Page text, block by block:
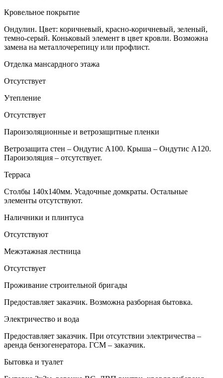
Кровельное покрытие
Ондулин. Цвет: коричневый, красно-коричневый, зеленый,
темно-серый. Коньковый элемент в цвет кровли. Возможна
замена на металлочерепицу или профлист.
Отделка мансардного этажа
Отсутствует
Утепление
Отсутствует
Пароизоляционные и ветрозащитные пленки
Ветрозащита стен – Ондутис А100. Крыша – Ондутис А120.
Пароизоляция – отсутствует.
Терраса
Столбы 140х140мм. Усадочные домкраты. Остальные
элементы отсутствуют.
Наличники и плинтуса
Отсутствуют
Межэтажная лестница
Отсутствует
Проживание строительной бригады
Предоставляет заказчик. Возможна разборная бытовка.
Электричество и вода
Предоставляет заказчик. При отсутствии электричества –
аренда бензогенератора. ГСМ – заказчик.
Бытовка и туалет